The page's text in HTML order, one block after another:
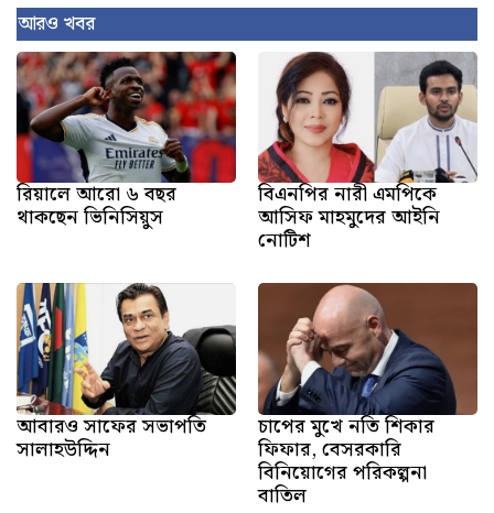
আরও খবর
রিয়ালে আরো ৬ বছর
থাকছেন ভিনিসিয়ুস
বিএনপির নারী এমপিকে
আসিফ মাহমুদের আইনি
নোটিশ
আবারও সাফের সভাপতি
সালাহউদ্দিন
চাপের মুখে নতি শিকার
ফিফার, বেসরকারি
বিনিয়োগের পরিকল্পনা
বাতিল